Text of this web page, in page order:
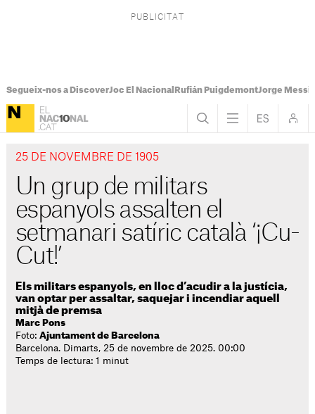
Segueix-nos a DiscoverJoc El Nacional Rufián PuigdemontJorge Messi
25 DE NOVEMBRE DE 1905
Un grup de militars
espanyols assalten el
setmanari satíric català ‘¡Cu-
Cut!’
Els militars espanyols, en lloc d’acudir a la justícia,
van optar per assaltar, saquejar i incendiar aquell
mitjà de premsa
Marc Pons
Foto:Ajuntament de Barcelona
Barcelona. Dimarts, 25 de novembre de 2025. 00:00
Temps de lectura: 1 minut